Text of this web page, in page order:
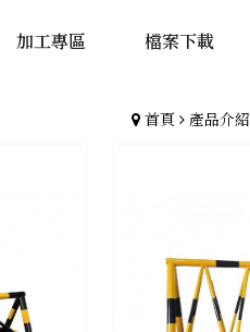
加工專區 檔案下載
首頁 產品介紹